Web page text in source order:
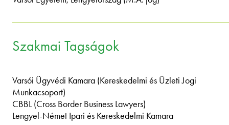
Szakmai Tagságok
Varsói Ügyvédi Kamara (Kereskedelmi és Üzleti Jogi
Munkacsoport)
CBBL (Cross Border Business Lawyers)
Lengyel-Német Ipari és Kereskedelmi Kamara